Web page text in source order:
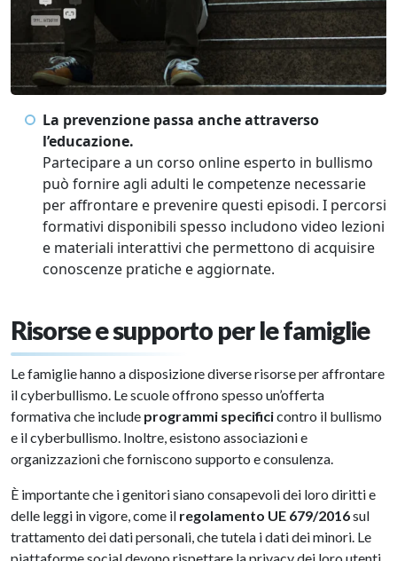
La prevenzione passa anche attraverso
l’educazione.
Partecipare a un corso online esperto in bullismo
può fornire agli adulti le competenze necessarie
per affrontare e prevenire questi episodi. I percorsi
formativi disponibili spesso includono video lezioni
e materiali interattivi che permettono di acquisire
conoscenze pratiche e aggiornate.
Risorse e supporto per le famiglie
Le famiglie hanno a disposizione diverse risorse per affrontare
il cyberbullismo. Le scuole offrono spesso un’offerta
formativa che include programmi specificicontro il bullismo
e il cyberbullismo. Inoltre, esistono associazioni e
organizzazioni che forniscono supporto e consulenza.
È importante che i genitori siano consapevoli dei loro diritti e
delle leggi in vigore, come il regolamento UE 679/2016sul
trattamento dei dati personali, che tutela i dati dei minori. Le
piattaforme social devono rispettare la privacy dei loro utenti